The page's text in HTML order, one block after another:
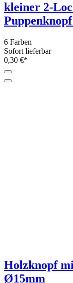
kleiner 2-
6 Farben
Sofort lieferbar
0,30 €*
Holzknopf
Ø15mm